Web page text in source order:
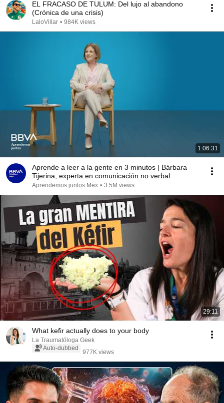
EL FRACASO DE TULUM: Del lujo al abandono
(Crónica de una crisis)
LaloVillar • 984K views
1:06:31
Aprende a leer a la gente en 3 minutos | Bárbara
Tijerina, experta en comunicación no verbal
Aprendemos juntos Mex • 3.5M views
29:11
What kefir actually does to your body
La Traumatóloga Geek
Auto-dubbed
977K views